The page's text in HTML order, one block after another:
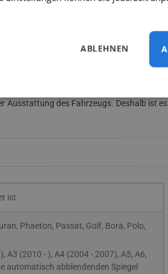
an. Die andere Seite schließen Sie wie
des Fahrzeugs. Deshalb ist
ist
Phaeton, Passat, Golf, Bora, Polo,
A3 (2010 - ), A4 (2004 - 2007), A5, A6,
automatisch abblendenden Spiegel
ABLEHNEN